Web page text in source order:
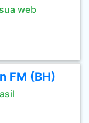
web
FM (BH)